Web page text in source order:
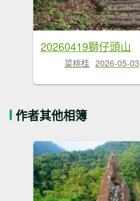
20260419獅仔頭山
菜桃桂 2026-05-03
作者其他相簿